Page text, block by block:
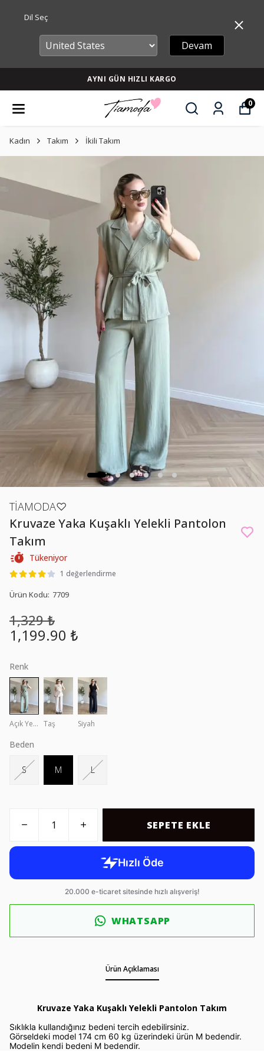
Dil Seç
Devam
AYNI GÜN HIZLI KARGO
0
Kadın Takım İkili Takım
TİAMODA♡
Kruvaze Yaka Kuşaklı Yelekli Pantolon
Takım
Tükeniyor
1 değerlendirme
Ürün Kodu: 7709
1,329 ₺
1,199.90 ₺
Renk
Açık Yeşil Taş Siyah
Beden
S M L
SEPETE EKLE
WHATSAPP
Ürün Açıklaması
Kruvaze Yaka Kuşaklı Yelekli Pantolon Takım
Sıklıkla kullandığınız bedeni tercih edebilirsiniz.
Görseldeki model 174 cm 60 kg üzerindeki ürün M bedendir.
Modelin kendi bedeni M bedendir.